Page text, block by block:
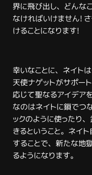
界に飛び出し、どんな
なければいけません!
けることになります!
幸いなことに、ネイト
天使ナゲットがサポー
応じて聖なるアイデア
なのはネイトに鎖でつ
ックのように使ったり
きるということ。ネイ
することで、新たな地
るようになります。